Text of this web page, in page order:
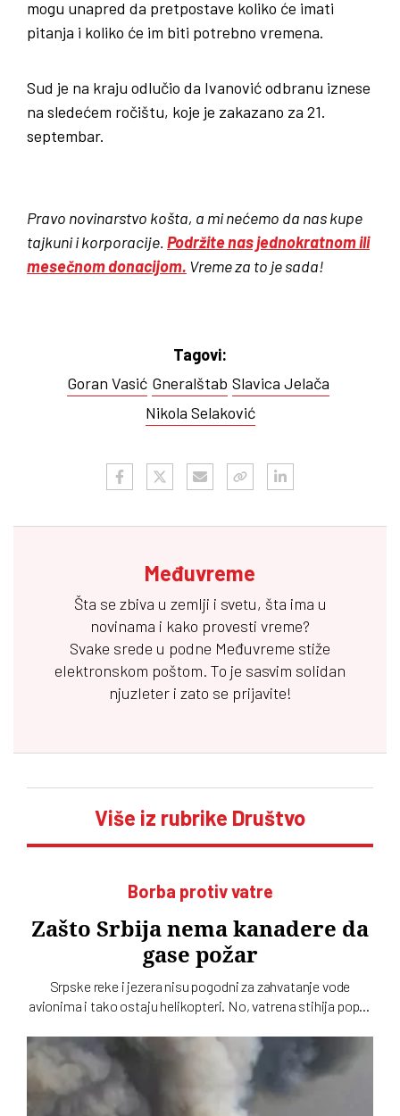
mogu unapred da pretpostave koliko će imati
pitanja i koliko će im biti potrebno vremena.
Sud je na kraju odlučio da Ivanović odbranu iznese
na sledećem ročištu, koje je zakazano za 21.
septembar.
Pravo novinarstvo košta, a mi nećemo da nas kupe
tajkuni i korporacije. Podržite nas jednokratnom ili
mesečnom donacijom. Vreme za to je sada!
Tagovi:
Goran Vasić Gneralštab Slavica Jelača
Nikola Selaković
Međuvreme
Šta se zbiva u zemlji i svetu, šta ima u
novinama i kako provesti vreme?
Svake srede u podne Međuvreme stiže
elektronskom poštom. To je sasvim solidan
njuzleter i zato se prijavite!
Više iz rubrike Društvo
Borba protiv vatre
Zašto Srbija nema kanadere da
gase požar
Srpske reke i jezera nisu pogodni za zahvatanje vode
avionima i tako ostaju helikopteri. No, vatrena stihija poput
vazduha